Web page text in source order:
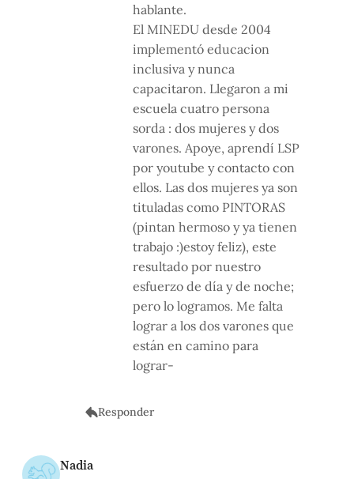
hablante.
El MINEDU desde 2004
implementó educacion
inclusiva y nunca
capacitaron. Llegaron a mi
escuela cuatro persona
sorda : dos mujeres y dos
varones. Apoye, aprendí LSP
por youtube y contacto con
ellos. Las dos mujeres ya son
tituladas como PINTORAS
(pintan hermoso y ya tienen
trabajo :)estoy feliz), este
resultado por nuestro
esfuerzo de día y de noche;
pero lo logramos. Me falta
lograr a los dos varones que
están en camino para
lograr-
Responder
Nadia